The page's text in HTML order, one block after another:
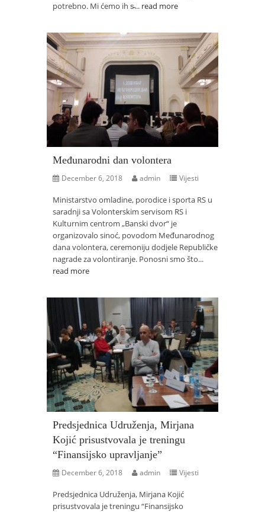
potrebno. Mi ćemo ih s̵... read more
Međunarodni dan volontera
December 6, 2018 admin Vijesti
Ministarstvo omladine, porodice i sporta RS u
saradnji sa Volonterskim servisom RS i
Kulturnim centrom „Banski dvor“ je
organizovalo sinoć, povodom Međunarodnog
dana volontera, ceremoniju dodjele Republičke
nagrade za volontiranje. Ponosni smo što...
read more
Predsjednica Udruženja, Mirjana
Kojić prisustvovala je treningu
“Finansijsko upravljanje”
December 6, 2018 admin Vijesti
Predsjednica Udruženja, Mirjana Kojić
prisustvovala je treningu “Finansijsko